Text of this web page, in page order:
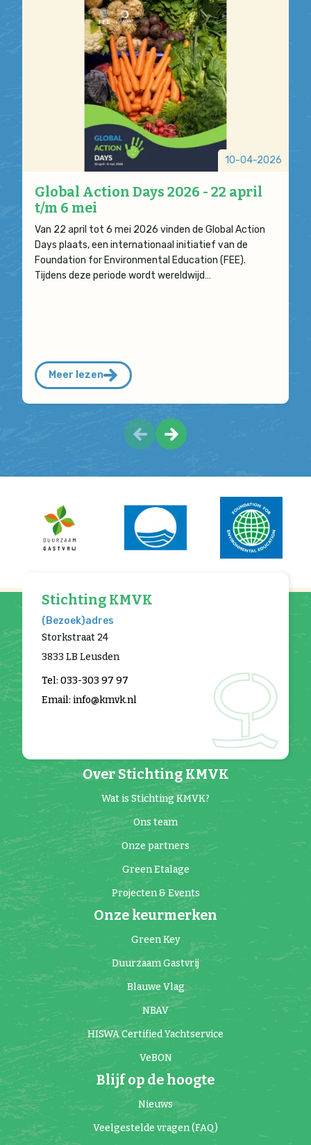
10-04-2026
Global Action Days 2026 - 22 april
t/m 6 mei
Van 22 april tot 6 mei 2026 vinden de Global Action
Days plaats, een internationaal initiatief van de
Foundation for Environmental Education (FEE).
Tijdens deze periode wordt wereldwijd…
Meer lezen
Over Stichting KMVK
Wat is Stichting KMVK?
Ons team
Onze partners
Green Etalage
Projecten & Events
Onze keurmerken
Green Key
Duurzaam Gastvrij
Blauwe Vlag
NBAV
HISWA Certified Yachtservice
VeBON
Blijf op de hoogte
Nieuws
Veelgestelde vragen (FAQ)
Stichting KMVK
(Bezoek)adres
Storkstraat 24
3833 LB Leusden
Tel: 033-303 97 97
Email: info@kmvk.nl